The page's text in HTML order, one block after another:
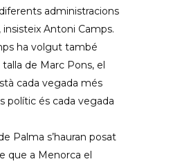
administracions
Antoni Camps.
ha volgut també
talla de Marc Pons, el
cada vegada més
polític és cada vegada
Palma s’hauran posat
que a Menorca el